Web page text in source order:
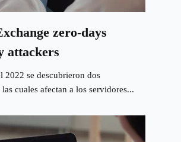
zero-days
attackers
2022 se descubrieron dos
cuales afectan a los servidores...